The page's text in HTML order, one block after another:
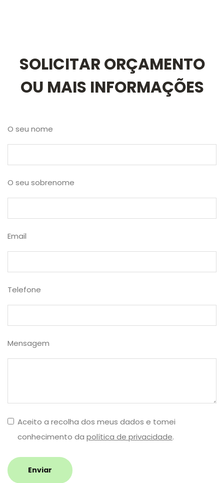
SOLICITAR ORÇAMENTO
OU MAIS INFORMAÇÕES
O seu nome
O seu sobrenome
Email
Telefone
Mensagem
Aceito a recolha dos meus dados e tomei
conhecimento da política de privacidade.
Enviar